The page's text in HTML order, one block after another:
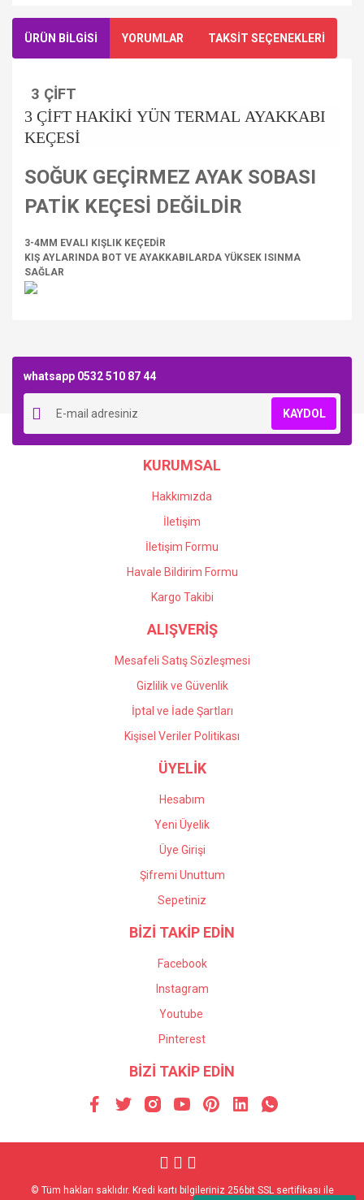
ÜRÜN BİLGİSİ YORUMLAR TAKSİT SEÇENEKLERİ
3 ÇİFT
3 ÇİFT HAKİKİ YÜN TERMAL AYAKKABI
KEÇESİ
SOĞUK GEÇİRMEZ AYAK SOBASI
PATİK KEÇESİ DEĞİLDİR
3-4MM EVALI KIŞLIK KEÇEDİR
KIŞ AYLARINDA BOT VE AYAKKABILARDA YÜKSEK ISINMA
SAĞLAR
whatsapp 0532 510 87 44
KAYDOL
KURUMSAL
Hakkımızda
İletişim
İletişim Formu
Havale Bildirim Formu
Kargo Takibi
ALIŞVERİŞ
Mesafeli Satış Sözleşmesi
Gizlilik ve Güvenlik
İptal ve İade Şartları
Kişisel Veriler Politikası
ÜYELİK
Hesabım
Yeni Üyelik
Üye Girişi
Şifremi Unuttum
Sepetiniz
BİZİ TAKİP EDİN
Facebook
Instagram
Youtube
Pinterest
BİZİ TAKİP EDİN
© Tüm hakları saklıdır. Kredi kartı bilgileriniz 256bit SSL sertifikası ile